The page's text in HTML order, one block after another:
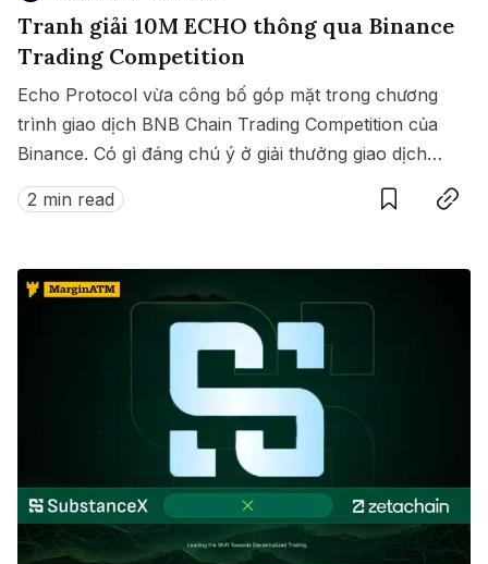
Tranh giải 10M ECHO thông qua Binance
Trading Competition
Echo Protocol vừa công bố góp mặt trong chương
trình giao dịch BNB Chain Trading Competition của
Binance. Có gì đáng chú ý ở giải thưởng giao dịch
này?
2 min read
SaveCopy link